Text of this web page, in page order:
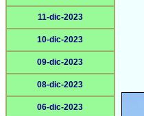
11-dic-2023
10-dic-2023
09-dic-2023
08-dic-2023
06-dic-2023